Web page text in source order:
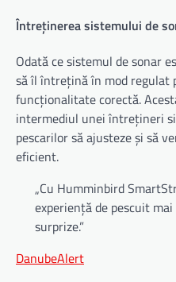
Întreținerea sistemului de
Odată ce sistemul de sonar
să îl întrețină în mod regulat
funcționalitate corectă.
intermediul unei întrețineri
pescarilor să ajusteze și să
eficient.
„Cu Humminbird
experiență de pescuit
surprize.”
DanubeAlert